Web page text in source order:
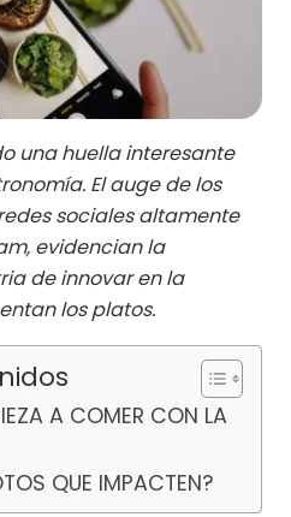
una huella interesante
El auge de los
sociales altamente
evidencian la
de innovar en la
los platos.
A COMER CON LA
QUE IMPACTEN?